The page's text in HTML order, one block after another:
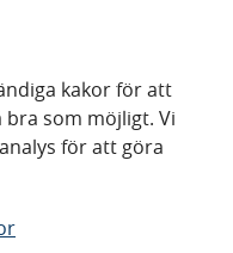
kakor för att
bra som möjligt. Vi
för att göra